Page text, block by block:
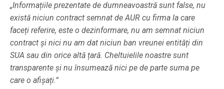
„Informațiile prezentate de dumneavoastră sunt false, nu
există niciun contract semnat de AUR cu firma la care
faceți referire, este o dezinformare, nu am semnat niciun
contract și nici nu am dat niciun ban vreunei entități din
SUA sau din orice altă țară. Cheltuielile noastre sunt
transparente și nu însumează nici pe de parte suma pe
care o afișați.”